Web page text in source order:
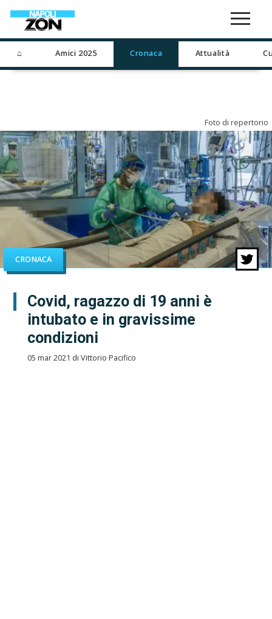
⌂ Amici 2025 Cronaca Attualità
Foto di repertorio
CRONACA
Covid, ragazzo di 19 anni è
intubato e in gravissime
condizioni
05 mar 2021 di Vittorio Pacifico